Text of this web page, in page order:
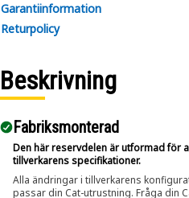
• Reduces the effort required
components.
inch and up to 2 inch (50.8 mm)
The Pin Driver is used during
activities where large pins
assemblies and applied
out using controlled force.
Garantiinformation
Returpolicy
Beskrivning
Fabriksmonterad
Den här reservdelen är utformad för
tillverkarens specifikationer.
Alla ändringar i tillverkarens
passar din Cat-utrustning. Fråga din